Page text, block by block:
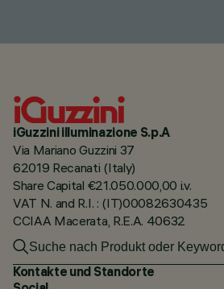
iGuzzini illuminazione S.p.A
Via Mariano Guzzini 37
62019 Recanati (Italy)
Share Capital €21.050.000,00 i.v.
VAT N. and R.I. : (IT)00082630435
CCIAA Macerata, R.E.A. 40632
Kontakte und Standorte